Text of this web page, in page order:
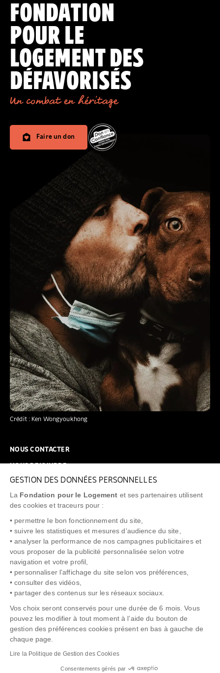
GESTION DES DONNÉES PERSONNELLES
La Fondation pour le Logement et ses partenaires utilisent
des cookies et traceurs pour :
• permettre le bon fonctionnement du site,
• suivre les statistiques et mesures d’audience du site,
• analyser la performance de nos campagnes publicitaires et
vous proposer de la publicité personnalisée selon votre
navigation et votre profil,
• personnaliser l’affichage du site selon vos préférences,
• consulter des vidéos,
• partager des contenus sur les réseaux sociaux.
Vos choix seront conservés pour une durée de 6 mois. Vous
pouvez les modifier à tout moment à l’aide du bouton de
gestion des préférences cookies présent en bas à gauche de
chaque page.
Lire la Politique de Gestion des Cookies
Consentements gérés par
Crédit : Ken Wongyoukhong
FONDATION
POUR LE
LOGEMENT DES
DÉFAVORISÉS
Un combat en héritage
Faire un don
NOUS CONTACTER
NOUS REJOINDRE
FAQ
NEWSLETTER
"Allô Prévention Expulsion" 0805 299 049
POLITIQUE COOKIES CRÉDITS